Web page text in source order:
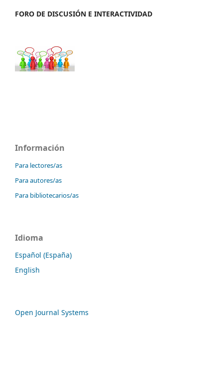
FORO DE DISCUSIÓN E INTERACTIVIDAD
Información
Para lectores/as
Para autores/as
Para bibliotecarios/as
Idioma
Español (España)
English
Open Journal Systems